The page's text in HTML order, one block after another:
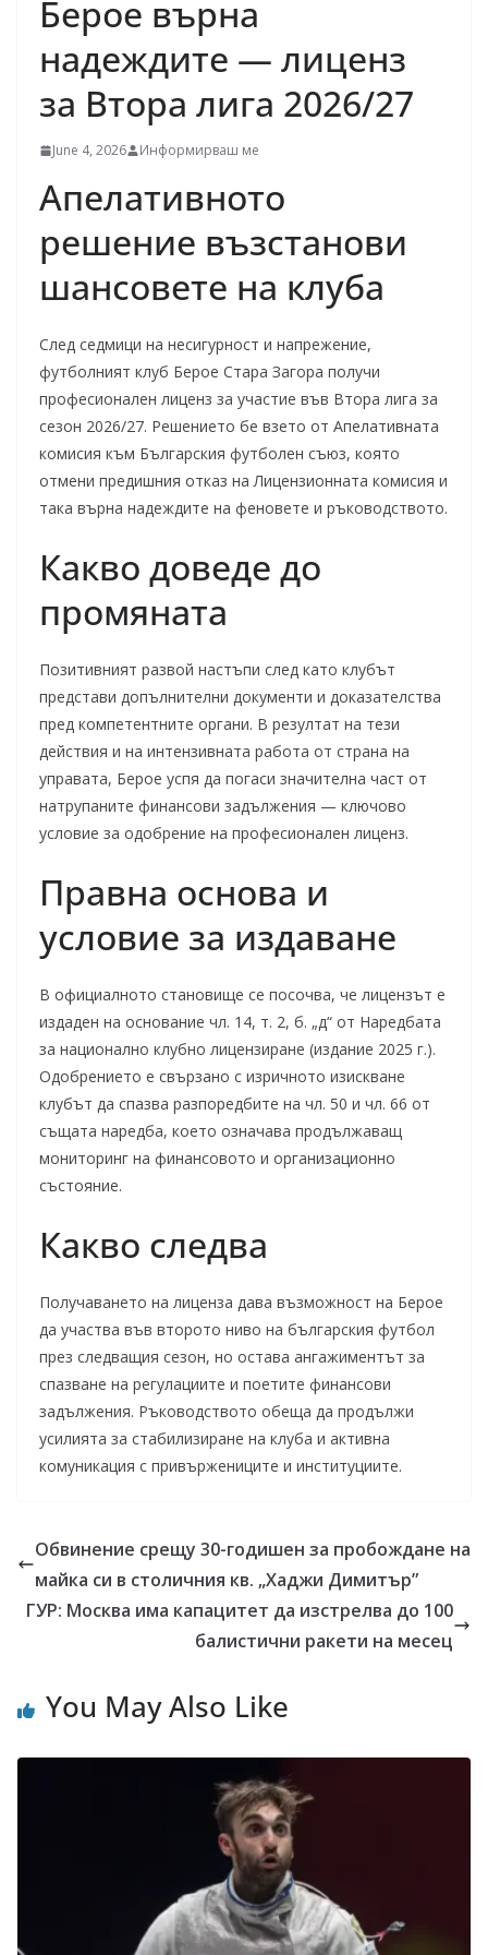
Берое върна
надеждите — лиценз
за Втора лига 2026/27
June 4, 2026 Информирваш ме
Апелативното
решение възстанови
шансовете на клуба
След седмици на несигурност и напрежение,
футболният клуб Берое Стара Загора получи
професионален лиценз за участие във Втора лига за
сезон 2026/27. Решението бе взето от Апелативната
комисия към Българския футболен съюз, която
отмени предишния отказ на Лицензионната комисия и
така върна надеждите на феновете и ръководството.
Какво доведе до
промяната
Позитивният развой настъпи след като клубът
представи допълнителни документи и доказателства
пред компетентните органи. В резултат на тези
действия и на интензивната работа от страна на
управата, Берое успя да погаси значителна част от
натрупаните финансови задължения — ключово
условие за одобрение на професионален лиценз.
Правна основа и
условие за издаване
В официалното становище се посочва, че лицензът е
издаден на основание чл. 14, т. 2, б. „д“ от Наредбата
за национално клубно лицензиране (издание 2025 г.).
Одобрението е свързано с изричното изискване
клубът да спазва разпоредбите на чл. 50 и чл. 66 от
същата наредба, което означава продължаващ
мониторинг на финансовото и организационно
състояние.
Какво следва
Получаването на лиценза дава възможност на Берое
да участва във второто ниво на българския футбол
през следващия сезон, но остава ангажиментът за
спазване на регулациите и поетите финансови
задължения. Ръководството обеща да продължи
усилията за стабилизиране на клуба и активна
комуникация с привържениците и институциите.
Обвинение срещу 30-годишен за пробождане на
майка си в столичния кв. „Хаджи Димитър”
ГУР: Москва има капацитет да изстрелва до 100
балистични ракети на месец
You May Also Like